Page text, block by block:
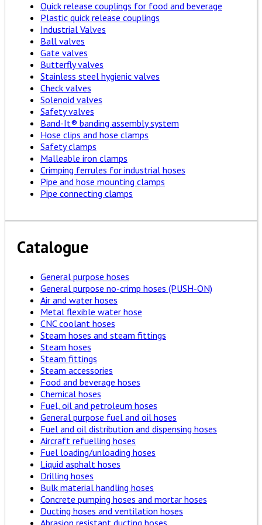
Quick release couplings for food and beverage
Plastic quick release couplings
Industrial Valves
Ball valves
Gate valves
Butterfly valves
Stainless steel hygienic valves
Check valves
Solenoid valves
Safety valves
Band-It® banding assembly system
Hose clips and hose clamps
Safety clamps
Malleable iron clamps
Crimping ferrules for industrial hoses
Pipe and hose mounting clamps
Pipe connecting clamps
Catalogue
General purpose hoses
General purpose no-crimp hoses (PUSH-ON)
Air and water hoses
Metal flexible water hose
CNC coolant hoses
Steam hoses and steam fittings
Steam hoses
Steam fittings
Steam accessories
Food and beverage hoses
Chemical hoses
Fuel, oil and petroleum hoses
General purpose fuel and oil hoses
Fuel and oil distribution and dispensing hoses
Aircraft refuelling hoses
Fuel loading/unloading hoses
Liquid asphalt hoses
Drilling hoses
Bulk material handling hoses
Concrete pumping hoses and mortar hoses
Ducting hoses and ventilation hoses
Abrasion resistant ducting hoses